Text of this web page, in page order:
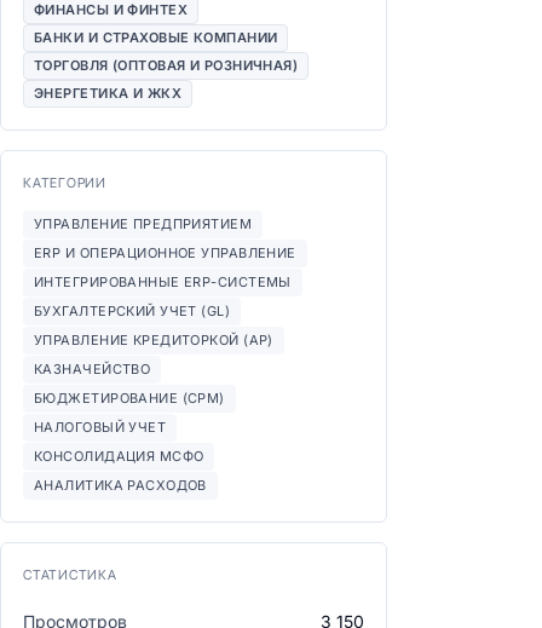
ФИНАНСЫ И ФИНТЕХ
БАНКИ И СТРАХОВЫЕ КОМПАНИИ
ТОРГОВЛЯ (ОПТОВАЯ И РОЗНИЧНАЯ)
ЭНЕРГЕТИКА И ЖКХ
КАТЕГОРИИ
УПРАВЛЕНИЕ ПРЕДПРИЯТИЕМ
ERP И ОПЕРАЦИОННОЕ УПРАВЛЕНИЕ
ИНТЕГРИРОВАННЫЕ ERP-СИСТЕМЫ
БУХГАЛТЕРСКИЙ УЧЕТ (GL)
УПРАВЛЕНИЕ КРЕДИТОРКОЙ (AP)
КАЗНАЧЕЙСТВО
БЮДЖЕТИРОВАНИЕ (CPM)
НАЛОГОВЫЙ УЧЕТ
КОНСОЛИДАЦИЯ МСФО
АНАЛИТИКА РАСХОДОВ
СТАТИСТИКА
Просмотров 3 150